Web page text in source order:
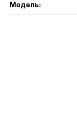
Модель: